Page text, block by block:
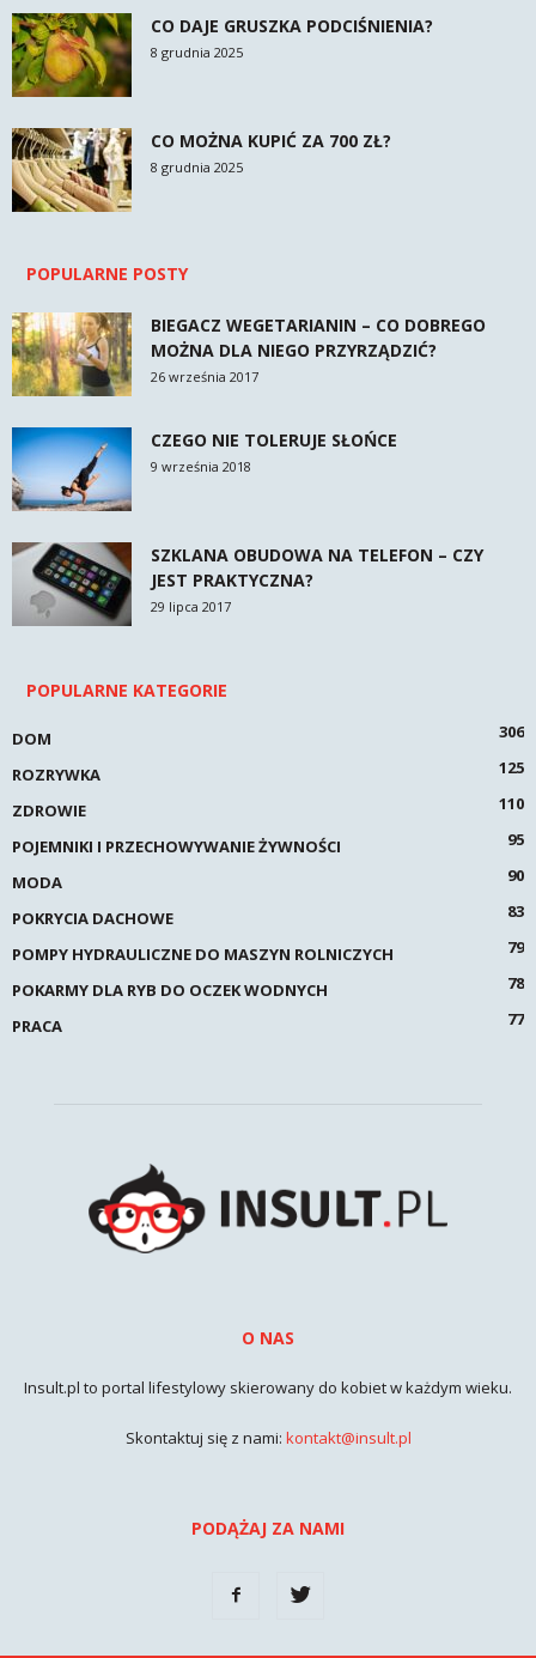
CO DAJE GRUSZKA PODCIŚNIENIA?
8 grudnia 2025
CO MOŻNA KUPIĆ ZA 700 ZŁ?
8 grudnia 2025
POPULARNE POSTY
BIEGACZ WEGETARIANIN – CO DOBREGO
MOŻNA DLA NIEGO PRZYRZĄDZIĆ?
26 września 2017
CZEGO NIE TOLERUJE SŁOŃCE
9 września 2018
SZKLANA OBUDOWA NA TELEFON – CZY
JEST PRAKTYCZNA?
29 lipca 2017
POPULARNE KATEGORIE
DOM
306
ROZRYWKA
125
ZDROWIE
110
POJEMNIKI I PRZECHOWYWANIE ŻYWNOŚCI
95
MODA
90
POKRYCIA DACHOWE
83
POMPY HYDRAULICZNE DO MASZYN ROLNICZYCH
79
POKARMY DLA RYB DO OCZEK WODNYCH
78
PRACA
77
O NAS
Insult.pl to portal lifestylowy skierowany do kobiet w każdym wieku.
Skontaktuj się z nami: kontakt@insult.pl
PODĄŻAJ ZA NAMI